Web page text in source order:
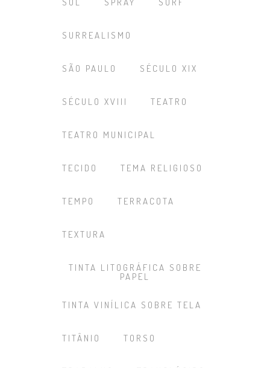
SURREALISMO
SÃO PAULO SÉCULO XIX
SÉCULO XVIII TEATRO
TEATRO MUNICIPAL
TECIDO TEMA RELIGIOSO
TEMPO TERRACOTA
TEXTURA
TINTA LITOGRÁFICA SOBRE
PAPEL
TINTA VINÍLICA SOBRE TELA
TITÂNIO TORSO